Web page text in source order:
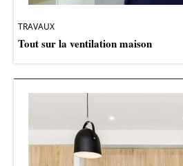
TRAVAUX
Tout sur la ventilation maison